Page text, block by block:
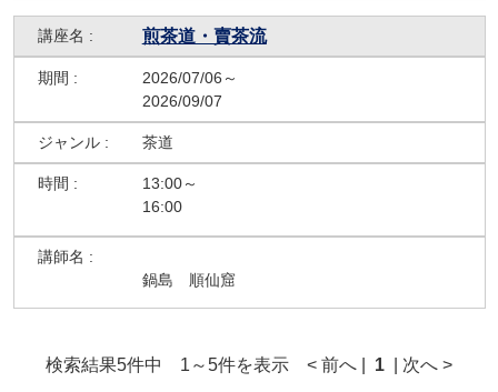
煎茶道・賣茶流
2026/07/06～
2026/09/07
茶道
13:00～
16:00
鍋島 順仙窟
検索結果5件中 1～5件を表示 < 前へ | 1 | 次へ >